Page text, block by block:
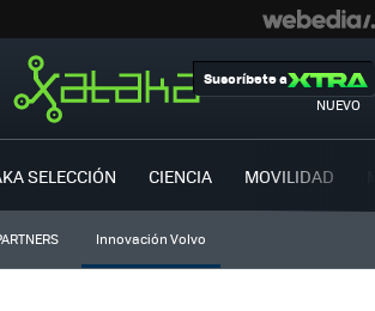
NUEVO
Suscríbete a
SELECCIÓN CIENCIA MOVILIDAD
Innovación Volvo